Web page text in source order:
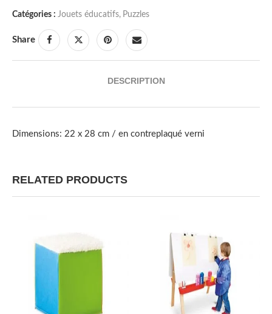
Catégories : Jouets éducatifs, Puzzles
Share
DESCRIPTION
Dimensions: 22 x 28 cm / en contreplaqué verni
RELATED PRODUCTS